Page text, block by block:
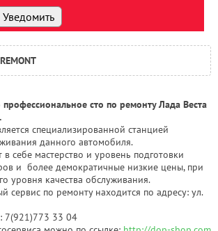
Под заказ
Под заказ
Уведомить
сто по ремонту Лада Веста
специализированной станцией
данного автомобиля.
в себе мастерство и уровень подготовки
и более демократичные низкие цены, при
уровня качества обслуживания.
сервис по ремонту находится по адресу: ул.
7(921)773 33 04